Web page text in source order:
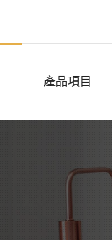
產品項目